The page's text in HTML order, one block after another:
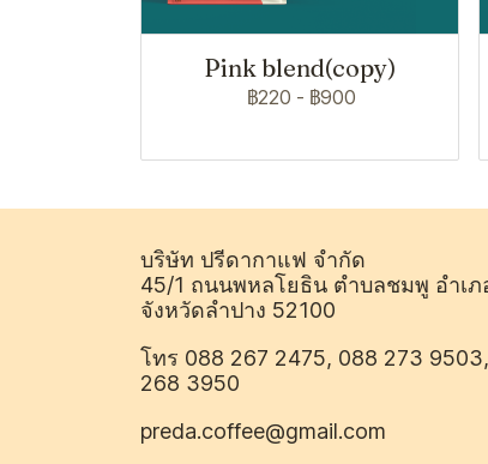
Pink blend(copy)
฿220 - ฿900
บริษัท ปรีดากาแฟ จำกัด
45/1 ถนนพหลโยธิน ตำบลชมพู อำเภ
จังหวัดลำปาง 52100
โทร 088 267 2475, 088 273
268 3950
preda.coffee@gmail.com